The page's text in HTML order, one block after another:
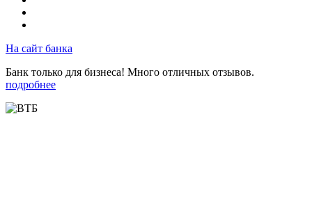
На сайт банка
Банк только для бизнеса! Много отличных отзывов.
подробнее